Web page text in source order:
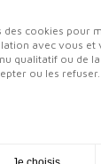
des cookies pour
avec vous et
qualitatif ou de la
ou les refuser.